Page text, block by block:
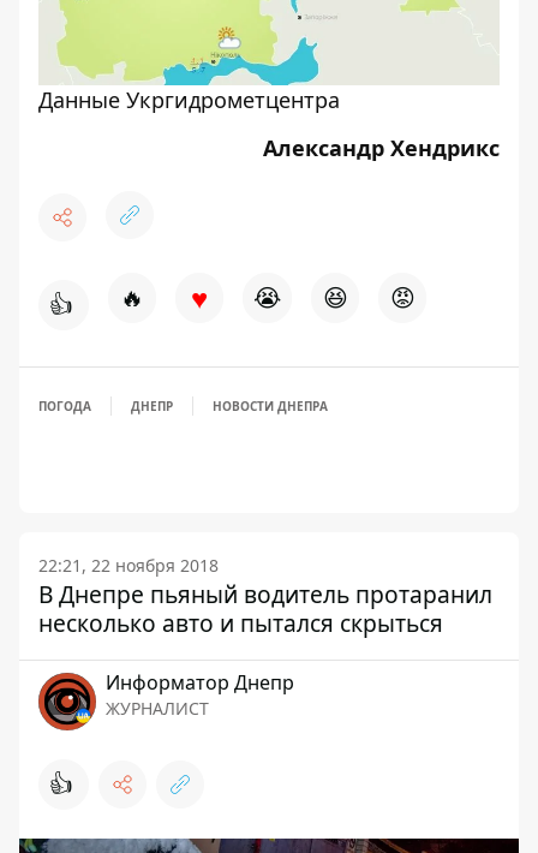
Данные Укргидрометцентра
Александр Хендрикс
👍 🔥 ♥ 😭 😆 😡
ПОГОДА ДНЕПР НОВОСТИ ДНЕПРА
22:21, 22 ноября 2018
В Днепре пьяный водитель протаранил
несколько авто и пытался скрыться
Информатор Днепр
ЖУРНАЛИСТ
👍